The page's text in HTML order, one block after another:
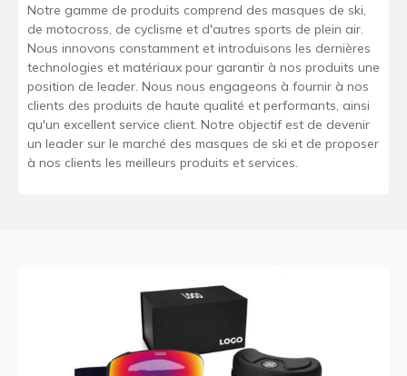
Notre gamme de produits comprend des masques de ski,
de motocross, de cyclisme et d'autres sports de plein air.
Nous innovons constamment et introduisons les dernières
technologies et matériaux pour garantir à nos produits une
position de leader. Nous nous engageons à fournir à nos
clients des produits de haute qualité et performants, ainsi
qu'un excellent service client. Notre objectif est de devenir
un leader sur le marché des masques de ski et de proposer
à nos clients les meilleurs produits et services.